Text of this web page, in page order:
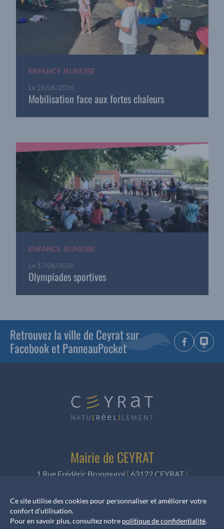
ENFANCE JEUNESSE
Le 26/06/2026
Mobilisation face aux fortes chaleurs
ENFANCE JEUNESSE
Le 17/06/2026
Olympiades sportives
Retrouvez la ville de Ceyrat sur
Facebook et PanneauPocket
Mairie de CEYRAT
1 Rue Frédéric Brunmurol | 63122 CEYRAT |
NOUS ÉCRIRE
Ce site utilise des cookies pour personnaliser et améliorer votre
confort d'utilisation.
Pour en savoir plus, consultez notre politique de confidentialité.